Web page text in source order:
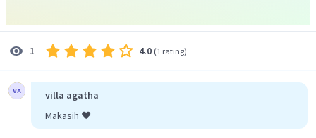
1 4.0 (1 rating)
villa agatha
Makasih ❤️